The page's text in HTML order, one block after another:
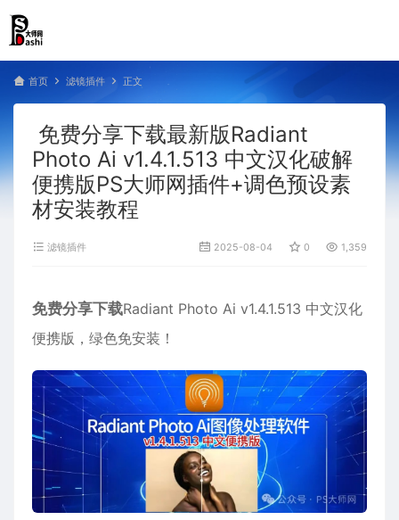
首页 滤镜插件 正文
免费分享下载最新版Radiant
Photo Ai v1.4.1.513 中文汉化破解
便携版PS大师网插件+调色预设素
材安装教程
滤镜插件 2025-08-04 0 1,359
免费分享下载Radiant Photo Ai v1.4.1.513 中文汉化
便携版，绿色免安装！